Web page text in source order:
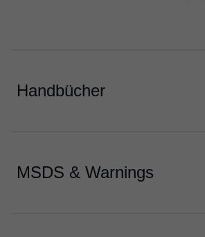
Handbücher
MSDS & Warnings